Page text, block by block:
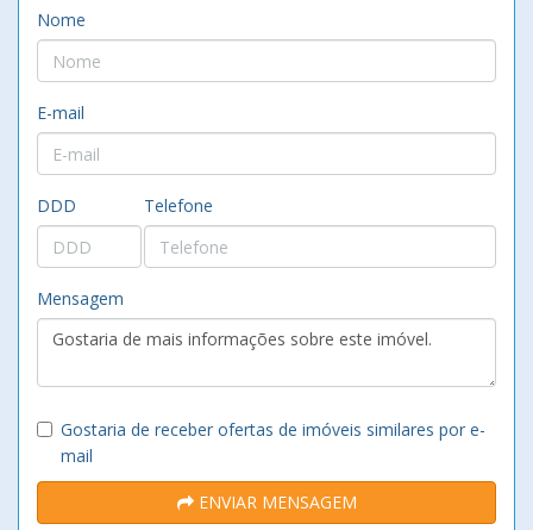
Nome
E-mail
DDD Telefone
Mensagem
Gostaria de receber ofertas de imóveis similares por e-
mail
ENVIAR MENSAGEM